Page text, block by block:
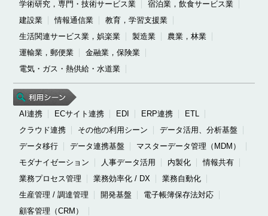
学術研究，専門・技術サービス業
宿泊業，飲食サービス業
建設業
情報通信業
教育，学習支援業
生活関連サービス業，娯楽業
製造業
農業，林業
運輸業，郵便業
金融業，保険業
電気・ガス・熱供給・水道業
AI連携 ECサイト連携 EDI ERP連携
ETL
クラウド連携
その他の利用シーン
データ活用、分析基盤
データ移行
データ連携基盤
マスターデータ管理（MDM）
モダナイゼーション
人事データ活用 内製化
情報共有
業務プロセス管理
業務効率化 / DX
業務自動化
生産管理 / 調達管理
開発基盤
電子帳簿保存法対応
顧客管理（CRM）